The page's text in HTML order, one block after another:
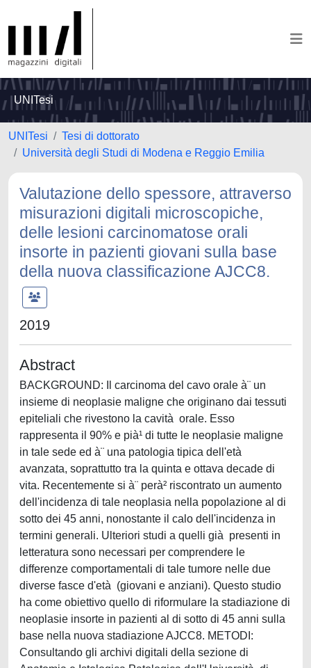
UNITesi
UNITesi
Tesi di dottorato
Università degli Studi di Modena e Reggio Emilia
Valutazione dello spessore, attraverso
misurazioni digitali microscopiche,
delle lesioni carcinomatose orali
insorte in pazienti giovani sulla base
della nuova classificazione AJCC8.
2019
Abstract
BACKGROUND: Il carcinoma del cavo orale à¨ un
insieme di neoplasie maligne che originano dai tessuti
epiteliali che rivestono la cavità orale. Esso
rappresenta il 90% e pià¹ di tutte le neoplasie maligne
in tale sede ed à¨ una patologia tipica dell'età
avanzata, soprattutto tra la quinta e ottava decade di
vita. Recentemente si à¨ perà² riscontrato un aumento
dell'incidenza di tale neoplasia nella popolazione al di
sotto dei 45 anni, nonostante il calo dell'incidenza in
termini generali. Ulteriori studi a quelli già presenti in
letteratura sono necessari per comprendere le
differenze comportamentali di tale tumore nelle due
diverse fasce d'età (giovani e anziani). Questo studio
ha come obiettivo quello di riformulare la stadiazione di
neoplasie insorte in pazienti al di sotto di 45 anni sulla
base nella nuova stadiazione AJCC8. METODI:
Consultando gli archivi digitali della sezione di